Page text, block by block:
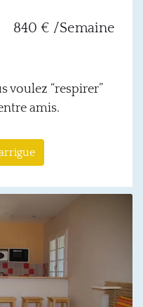
840 € /Semaine
voulez “respirer”
amis.